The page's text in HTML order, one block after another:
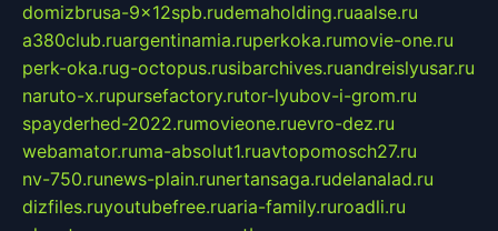
domizbrusa-9x12spb.rudemaholding.ruaalse.ru
a380club.ruargentinamia.ruperkoka.rumovie-one.ru
perk-oka.rug-octopus.rusibarchives.ruandreislyusar.ru
naruto-x.rupursefactory.rutor-lyubov-i-grom.ru
spayderhed-2022.rumovieone.ruevro-dez.ru
webamator.ruma-absolut1.ruavtopomosch27.ru
nv-750.runews-plain.runertansaga.rudelanalad.ru
dizfiles.ruyoutubefree.ruaria-family.ruroadli.ru